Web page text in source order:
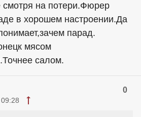
смотря на потери.Фюрер
в хорошем настроении.Да
парад.
мясом
салом.
0
09:28